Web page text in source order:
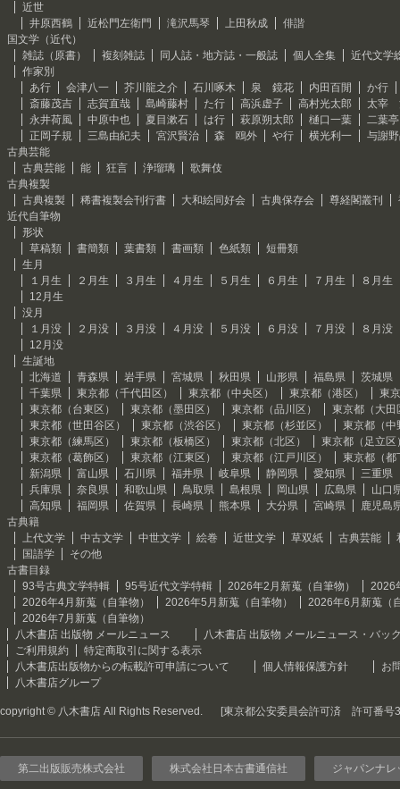
近世
井原西鶴
近松門左衛門 滝沢馬琴 上田秋成
俳諧
国文学（近代）
雑誌（原書）
複刻雑誌 同人誌・地方誌・一般誌 個人全集
近代文学
作家別
あ行
会津八一 芥川龍之介 石川啄木 泉 鏡花 内田百閒
か行
斎藤茂吉
志賀直哉 島崎藤村 た行 高浜虚子 高村光太郎
太宰
永井荷風
中原中也 夏目漱石 は行 萩原朔太郎 樋口一葉
二葉
正岡子規
三島由紀夫 宮沢賢治 森 鴎外 や行 横光利一
与謝
古典芸能
古典芸能
能 狂言 浄瑠璃
歌舞伎
古典複製
古典複製
稀書複製会刊行書 大和絵同好会 古典保存会 尊経閣叢刊
近代自筆物
形状
草稿類
書簡類 葉書類 書画類 色紙類
短冊類
生月
１月生
２月生 ３月生 ４月生 ５月生 ６月生 ７月生
８月生
12月生
没月
１月没
２月没 ３月没 ４月没 ５月没 ６月没 ７月没
８月没
12月没
生誕地
北海道
青森県 岩手県 宮城県 秋田県 山形県 福島県
茨城県
千葉県
東京都（千代田区） 東京都（中央区） 東京都（港区）
東
東京都（台東区）
東京都（墨田区） 東京都（品川区）
東京都（大田
東京都（世田谷区）
東京都（渋谷区） 東京都（杉並区）
東京都（中
東京都（練馬区）
東京都（板橋区） 東京都（北区）
東京都（足立区
東京都（葛飾区）
東京都（江東区） 東京都（江戸川区）
東京都（都
新潟県
富山県 石川県 福井県 岐阜県 静岡県 愛知県
三重県
兵庫県
奈良県 和歌山県 鳥取県 島根県 岡山県 広島県
山口
高知県
福岡県 佐賀県 長崎県 熊本県 大分県 宮崎県
鹿児島
古典籍
上代文学
中古文学 中世文学 絵巻 近世文学 草双紙 古典芸能
国語学
その他
古書目録
93号古典文学特輯
95号近代文学特輯 2026年2月新蒐（自筆物）
2026
2026年4月新蒐（自筆物）
2026年5月新蒐（自筆物）
2026年6月新蒐（
2026年7月新蒐（自筆物）
八木書店 出版物 メールニュース
八木書店 出版物 メールニュース・バッ
ご利用規約
特定商取引に関する表示
八木書店出版物からの転載許可申請について
個人情報保護方針
お
八木書店グループ
copyright © 八木書店 All Rights Reserved. [東京都公安委員会許可済 許可番号
第二出版販売株式会社 株式会社日本古書通信社 ジャパンナレ